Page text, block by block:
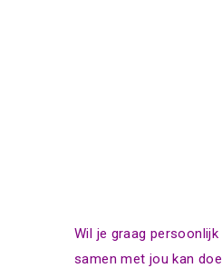
Wil je graag
samen met jou kan